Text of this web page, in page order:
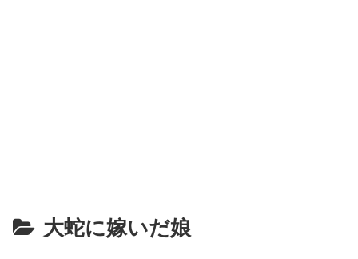
大蛇に嫁いだ娘